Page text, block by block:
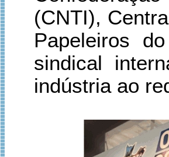
(CNTI),
Papeleiros
sindical
indústria ao